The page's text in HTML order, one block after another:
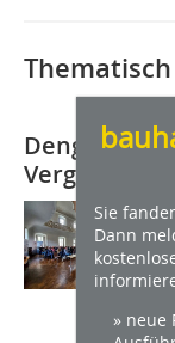
Sie
Dann
» neue
Dengel-